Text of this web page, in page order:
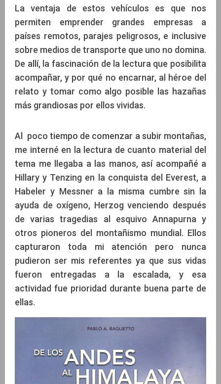
La ventaja de estos vehículos es que nos
permiten emprender grandes empresas a
países remotos, parajes peligrosos, e inclusive
sobre medios de transporte que uno no domina.
De allí, la fascinación de la lectura que posibilita
acompañar, y por qué no encarnar, al héroe del
relato y tomar como algo posible las hazañas
más grandiosas por ellos vividas.
Al poco tiempo de comenzar a subir montañas,
me interné en la lectura de cuanto material del
tema me llegaba a las manos, así acompañé a
Hillary y Tenzing en la conquista del Everest, a
Habeler y Messner a la misma cumbre sin la
ayuda de oxígeno, Herzog venciendo después
de varias tragedias al esquivo Annapurna y
otros pioneros del montañismo mundial. Ellos
capturaron toda mi atención pero nunca
pudieron ser mis referentes ya que sus vidas
fueron entregadas a la escalada, y esa
actividad fue prioridad durante buena parte de
ellas.